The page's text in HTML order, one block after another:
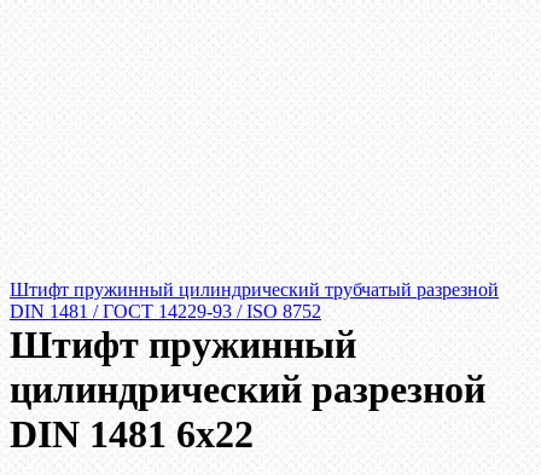
Штифт пружинный цилиндрический трубчатый разрезной
DIN 1481 / ГОСТ 14229-93 / ISO 8752
Штифт пружинный
цилиндрический разрезной
DIN 1481 6х22